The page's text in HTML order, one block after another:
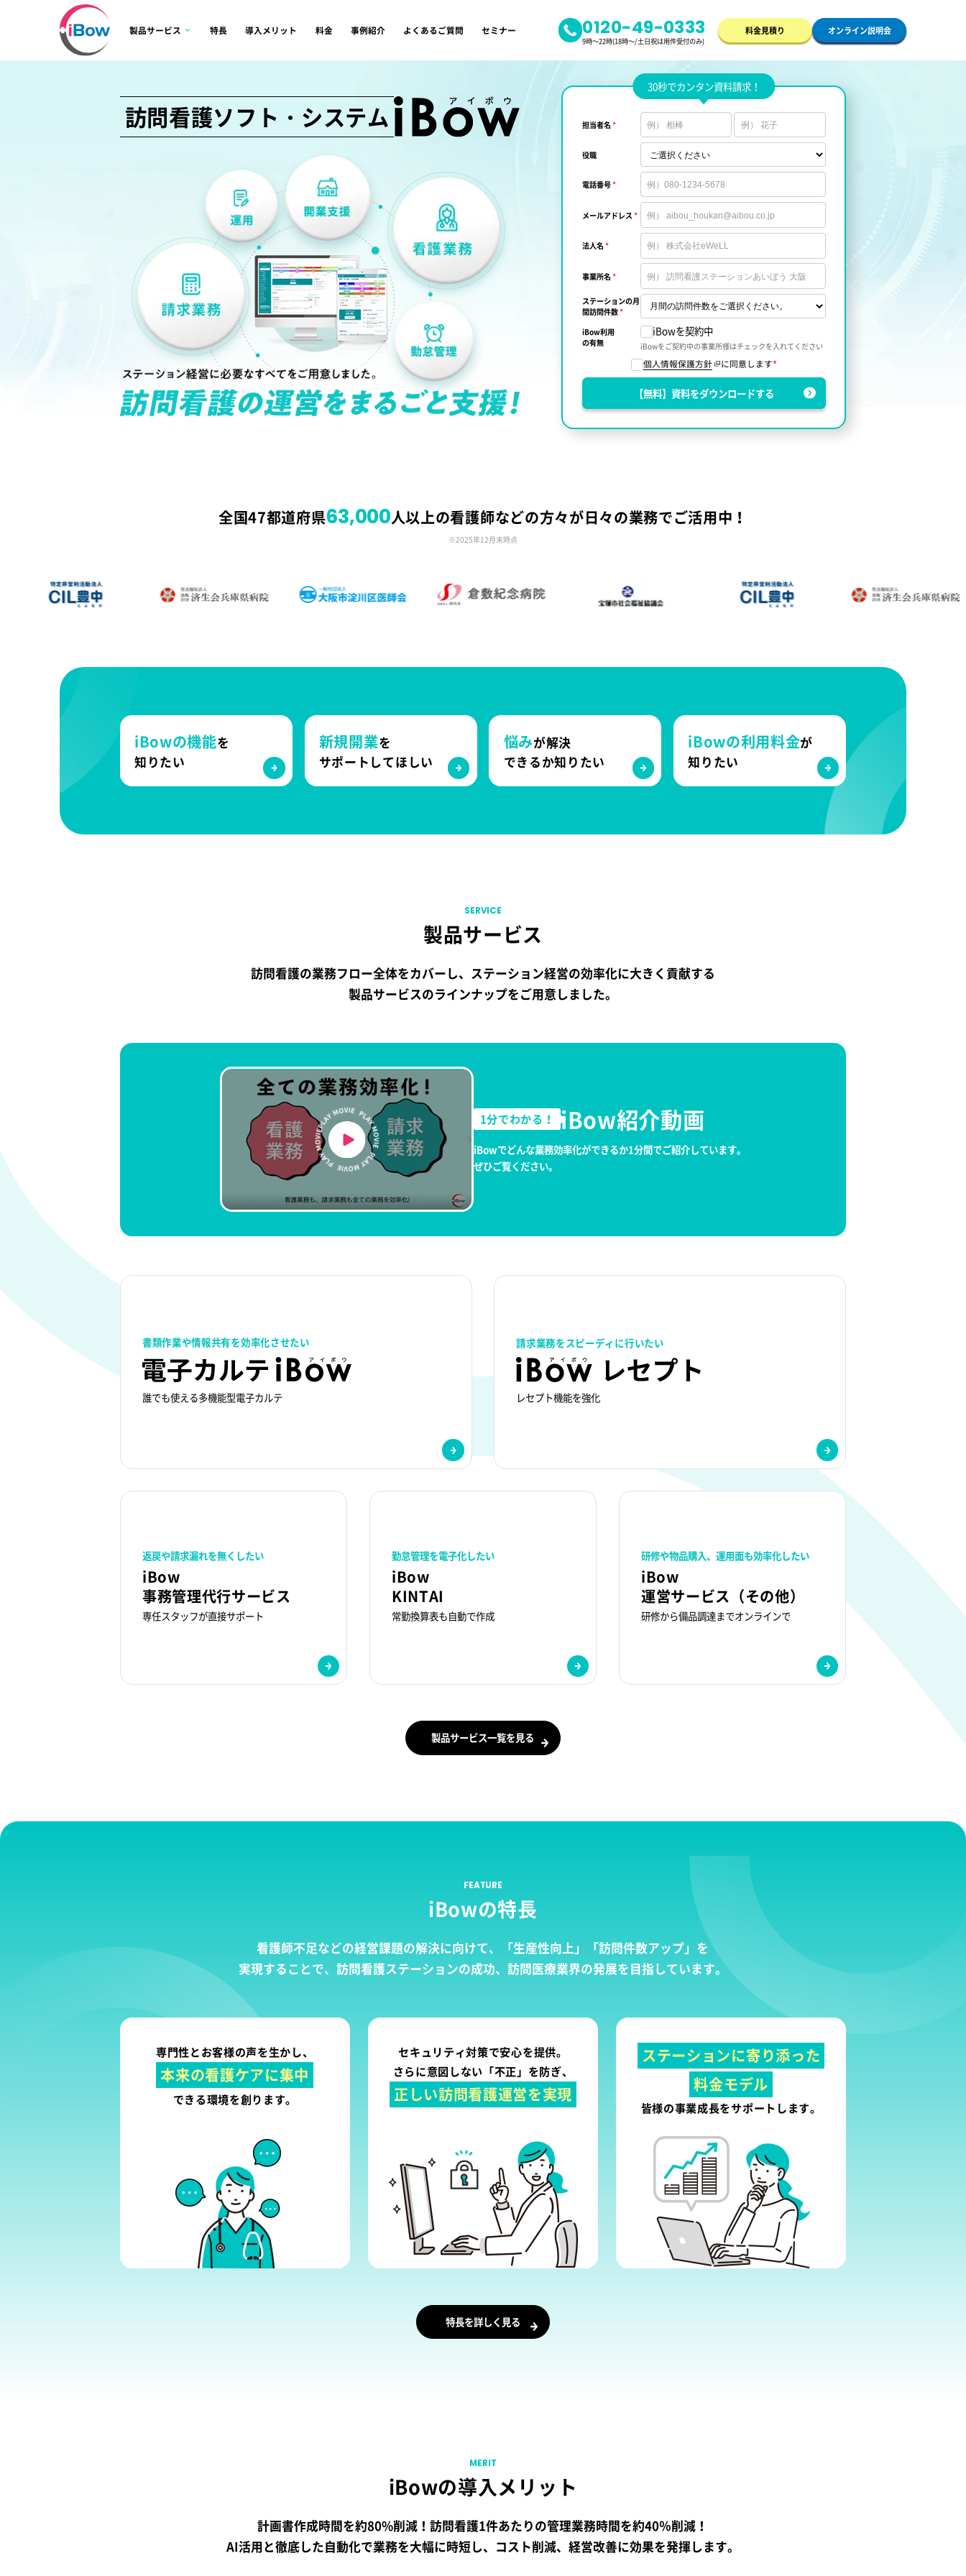
製品サービス 特長 導入メリット 料金 事例紹介 よくあるご質問 セミナー 0120-49-0333
9時～22時(18時～/土日祝は用件受付のみ)
料金見積り オンライン説明会
訪問看護ソフト・システム
30秒でカンタン資料請求！
担当者名*
役職
電話番号*
メールアドレス*
法人名*
事業所名*
ステーションの月
間訪問件数*
iBow利用
の有無
iBowを契約中
iBowをご契約中の事業所様はチェックを入れてください
個人情報保護方針 に同意します*
【無料】資料をダウンロードする
全国47都道府県63,000人以上の看護師などの方々が日々の業務でご活用中！
※2025年12月末時点
iBowの機能を
知りたい
新規開業を
サポートしてほしい
悩みが解決
できるか知りたい
iBowの利用料金が
知りたい
SERVICE
製品サービス
訪問看護の業務フロー全体をカバーし、ステーション経営の効率化に大きく貢献する
製品サービスのラインナップをご用意しました。
1分でわかる！ iBow紹介動画
iBowでどんな業務効率化ができるか1分間でご紹介しています。
ぜひご覧ください。
書類作業や情報共有を効率化させたい
誰でも使える多機能型電子カルテ​
請求業務をスピーディに行いたい​
レセプト機能を強化
返戻や請求漏れを無くしたい​
iBow
事務管理代行サービス
専任スタッフが直接サポート
勤怠管理を電子化したい
iBow
KINTAI
常勤換算表も自動で作成​
研修や物品購入、運用面も効率化したい​
iBow
運営サービス（その他）
研修から備品調達までオンラインで
製品サービス一覧を見る
FEATURE
iBowの特長
看護師不足などの経営課題の解決に向けて、「生産性向上」「訪問件数アップ」を
実現することで、訪問看護ステーションの成功、訪問医療業界の発展を目指しています。
専門性とお客様の声を生かし、
本来の看護ケアに集中
できる環境を創ります。
セキュリティ対策で安心を提供。
さらに意図しない「不正」を防ぎ、
正しい訪問看護運営を実現
ステーションに寄り添った
料金モデル
皆様の事業成長をサポートします。
特長を詳しく見る
MERIT
iBowの導入メリット
計画書作成時間を約80%削減！訪問看護1件あたりの管理業務時間を約40％削減！
AI活用と徹底した自動化で業務を大幅に時短し、コスト削減、経営改善に効果を発揮します。
ー